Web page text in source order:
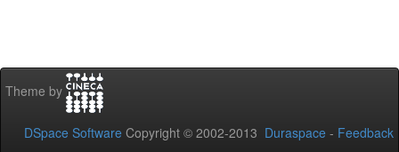
Theme by
DSpace Software Copyright © 2002-2013 Duraspace - Feedback